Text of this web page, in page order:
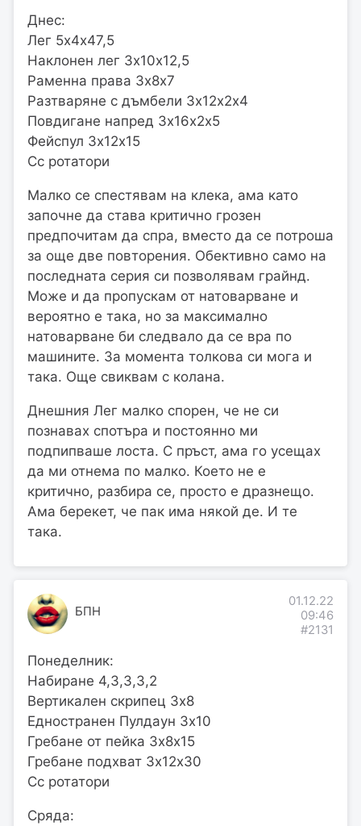
Днес:
Лег 5х4х47,5
Наклонен лег 3х10х12,5
Раменна права 3х8х7
Разтваряне с дъмбели 3х12х2х4
Повдигане напред 3х16х2х5
Фейспул 3х12х15
Сс ротатори
Малко се спестявам на клека, ама като
започне да става критично грозен
предпочитам да спра, вместо да се потроша
за още две повторения. Обективно само на
последната серия си позволявам грайнд.
Може и да пропускам от натоварване и
вероятно е така, но за максимално
натоварване би следвало да се вра по
машините. За момента толкова си мога и
така. Още свиквам с колана.
Днешния Лег малко спорен, че не си
познавах спотъра и постоянно ми
подпипваше лоста. С пръст, ама го усещах
да ми отнема по малко. Което не е
критично, разбира се, просто е дразнещо.
Ама берекет, че пак има някой де. И те
така.
БПН
01.12.22
09:46
#2131
Понеделник:
Набиране 4,3,3,3,2
Вертикален скрипец 3х8
Едностранен Пулдаун 3х10
Гребане от пейка 3х8х15
Гребане подхват 3х12х30
Сс ротатори
Сряда: